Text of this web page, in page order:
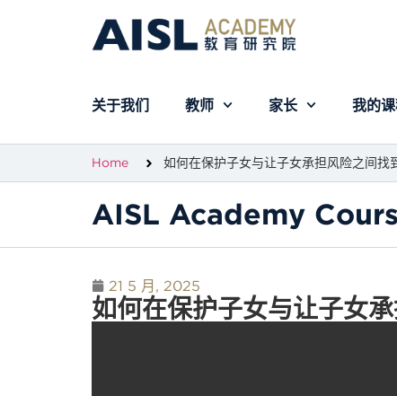
关于我们 教师 家长 我的
Home 如何在保护子女与让子女承担风险之间找
AISL Academy
21 5 月, 2025
如何在保护子女与让子女